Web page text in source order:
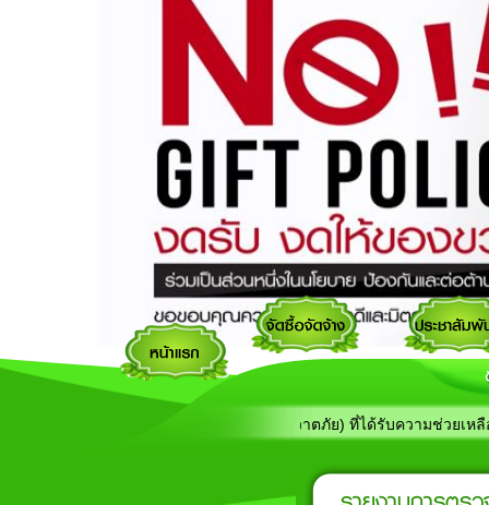
ประกาศรายชื่อผู้ประสบภัย (วาตภัย) ที่ได้รับความช่วยเหลือ